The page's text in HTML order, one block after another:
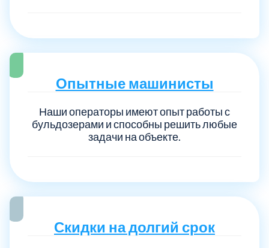
Опытные машинисты
Наши операторы имеют опыт работы с
бульдозерами и способны решить любые
задачи на объекте.
Скидки на долгий срок